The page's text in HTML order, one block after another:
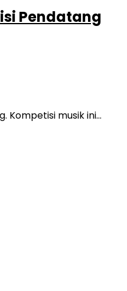
Pendatang
Kompetisi musik ini…